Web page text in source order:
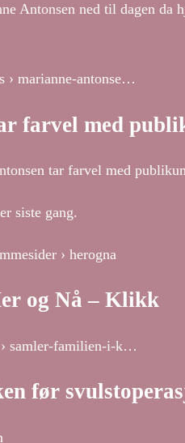
Antonsen ned til dagen
› marianne-antonse…
farvel med
tar farvel med
siste gang.
› herogna
og Nå – Klikk
samler-familien-i-k…
før